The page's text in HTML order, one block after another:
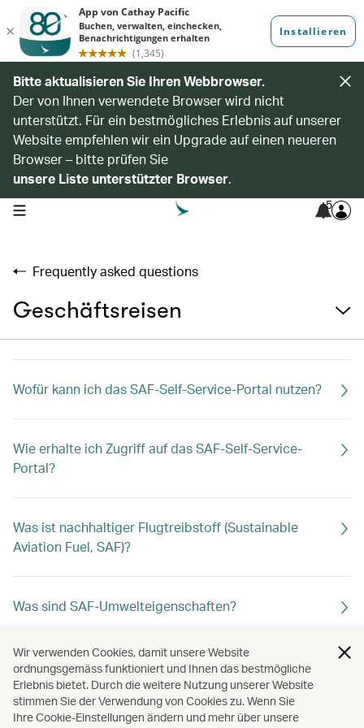
Bitte aktualisieren Sie Ihren Webbrowser.
Der von Ihnen verwendete Browser wird nicht
unterstützt. Für ein bestmögliches Erlebnis auf unserer
Website empfehlen wir ein Upgrade auf einen neueren
Browser – bitte prüfen Sie
unsere Liste unterstützter Browser.
open navigation menu 5
Frequently asked questions
Geschäftsreisen
Wofür kann ich das SAF-Self-Service-Portal nutzen?
Wie erhalte ich Zugriff auf das SAF-Self-Service-
Portal?
Was ist nachhaltiger Flugtreibstoff (Sustainable
Aviation Fuel, SAF)?
Was sind SAF-Umwelteigenschaften?
Wird der SAF-Beitrag für meinen Flug verwendet?
Bezahle ich für die SAF-Nutzung durch Cathay
Wir verwenden Cookies, damit unsere Website
ordnungsgemäss funktioniert und Ihnen das bestmögliche
Erlebnis bietet. Durch die weitere Nutzung unserer Website
stimmen Sie der Verwendung von Cookies zu. Wenn Sie
Ihre Cookie-Einstellungen ändern und mehr über unsere